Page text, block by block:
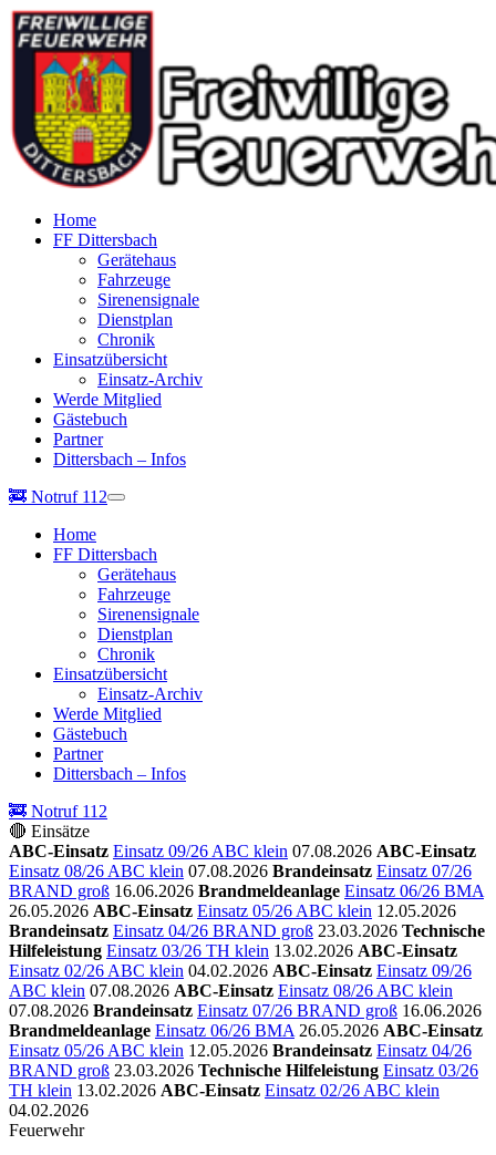
Home
FF Dittersbach
Gerätehaus
Fahrzeuge
Sirenensignale
Dienstplan
Chronik
Einsatzübersicht
Einsatz-Archiv
Werde Mitglied
Gästebuch
Partner
Dittersbach – Infos
🚒 Notruf 112
Home
FF Dittersbach
Gerätehaus
Fahrzeuge
Sirenensignale
Dienstplan
Chronik
Einsatzübersicht
Einsatz-Archiv
Werde Mitglied
Gästebuch
Partner
Dittersbach – Infos
🚒 Notruf 112
🔴 Einsätze
ABC-Einsatz Einsatz 09/26 ABC klein 07.08.2026 ABC-Einsatz
Einsatz 08/26 ABC klein 07.08.2026 Brandeinsatz Einsatz 07/26
BRAND groß 16.06.2026 Brandmeldeanlage Einsatz 06/26 BMA
26.05.2026 ABC-Einsatz Einsatz 05/26 ABC klein 12.05.2026
Brandeinsatz Einsatz 04/26 BRAND groß 23.03.2026 Technische
Hilfeleistung Einsatz 03/26 TH klein 13.02.2026 ABC-Einsatz
Einsatz 02/26 ABC klein 04.02.2026 ABC-Einsatz Einsatz 09/26
ABC klein 07.08.2026 ABC-Einsatz Einsatz 08/26 ABC klein
07.08.2026 Brandeinsatz Einsatz 07/26 BRAND groß 16.06.2026
Brandmeldeanlage Einsatz 06/26 BMA 26.05.2026 ABC-Einsatz
Einsatz 05/26 ABC klein 12.05.2026 Brandeinsatz Einsatz 04/26
BRAND groß 23.03.2026 Technische Hilfeleistung Einsatz 03/26
TH klein 13.02.2026 ABC-Einsatz Einsatz 02/26 ABC klein
04.02.2026
Feuerwehr